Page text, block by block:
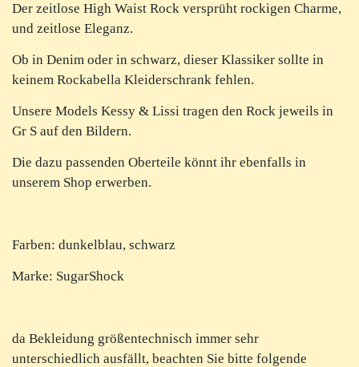
Der zeitlose High Waist Rock versprüht rockigen Charme,
und zeitlose Eleganz.
Ob in Denim oder in schwarz, dieser Klassiker sollte in
keinem Rockabella Kleiderschrank fehlen.
Unsere Models Kessy & Lissi tragen den Rock jeweils in
Gr S auf den Bildern.
Die dazu passenden Oberteile könnt ihr ebenfalls in
unserem Shop erwerben.
Farben: dunkelblau, schwarz
Marke: SugarShock
da Bekleidung größentechnisch immer sehr
unterschiedlich ausfällt, beachten Sie bitte folgende